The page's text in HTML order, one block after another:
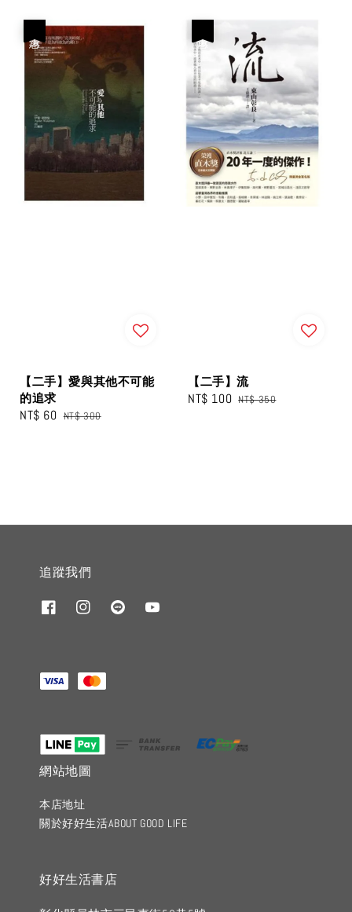
【二手】愛與其他不可能
的追求
Sale
NT$ 60 Regular
NT$ 300
【二手】流
Sale
NT$ 100 Regular
NT$ 350
追蹤我們
網站地圖
本店地址
關於好好生活ABOUT GOOD LIFE
好好生活書店